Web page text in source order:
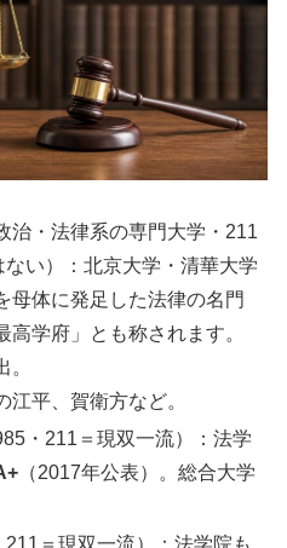
治・法律系の専門大学・211
い）：北京大学・清華大学
母体に発足した法律の名門
学府」とも称されます。
平、賀衛方など。
・211＝現双一流）：法学
（2017年公表）。総合大学
211＝現双一流）：法学院も